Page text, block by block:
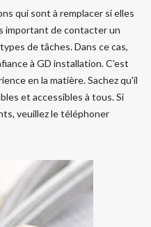
qui sont à remplacer si elles
important de contacter un
de tâches. Dans ce cas,
à GD installation. C'est
en la matière. Sachez qu'il
et accessibles à tous. Si
veuillez le téléphoner